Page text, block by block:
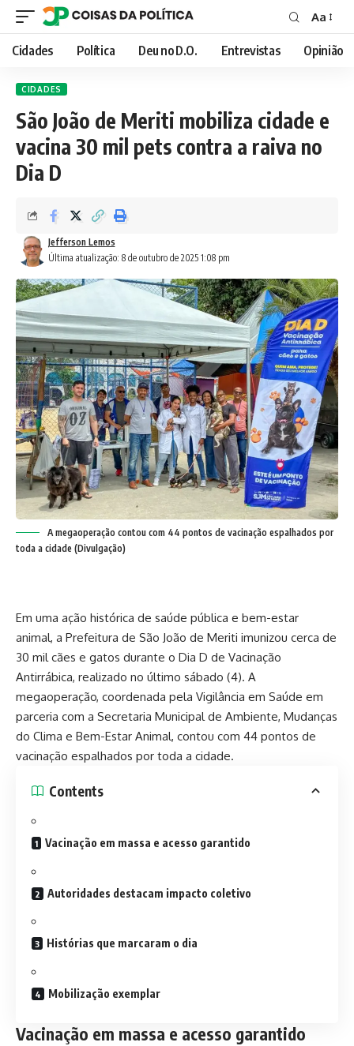
Font
Resizer
Aa
Cidades Política Deu no D.O. Entrevistas Opinião
CIDADES
São João de Meriti mobiliza cidade e
vacina 30 mil pets contra a raiva no
Dia D
Última atualização: 8 de outubro de 2025 1:08 pm
Jefferson Lemos
A megaoperação contou com 44 pontos de vacinação espalhados por
toda a cidade (Divulgação)
Em uma ação histórica de saúde pública e bem-estar
animal, a Prefeitura de São João de Meriti imunizou cerca de
30 mil cães e gatos durante o Dia D de Vacinação
Antirrábica, realizado no último sábado (4). A
megaoperação, coordenada pela Vigilância em Saúde em
parceria com a Secretaria Municipal de Ambiente, Mudanças
do Clima e Bem-Estar Animal, contou com 44 pontos de
vacinação espalhados por toda a cidade.
Contents
Vacinação em massa e acesso garantido
Autoridades destacam impacto coletivo
Histórias que marcaram o dia
Mobilização exemplar
Vacinação em massa e acesso garantido